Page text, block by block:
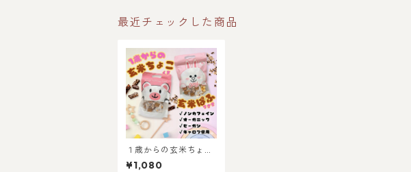
最近チェックした商品
１歳からの玄米ちょ
こ・ぱふ
¥1,080